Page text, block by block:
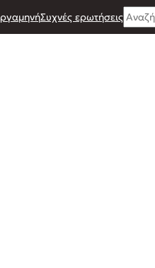
Συχνές ερωτήσειςSearch